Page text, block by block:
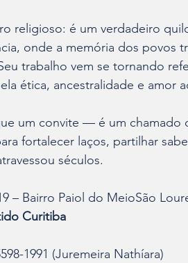
religioso: é um verdadeiro
onde a memória dos povos
trabalho vem se tornando
ética, ancestralidade e amor
um convite — é um chamado
fortalecer laços, partilhar
séculos.
– Bairro Paiol do MeioSão
Curitiba
1991 (Juremeira Nathíara)